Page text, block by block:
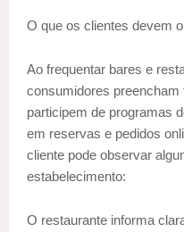
O que os clientes devem
Ao frequentar bares e
consumidores
participem de programas
em reservas e pedidos
cliente pode observar
estabelecimento:
O restaurante informa